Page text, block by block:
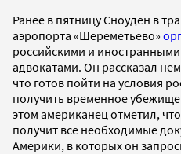
Ранее в пятницу Сноуден в
аэропорта «Шереметьево»
российскими и
адвокатами. Он рассказал
что готов пойти на условия
получить временное
этом американец отметил,
получит все необходимые
Америки, в которых он